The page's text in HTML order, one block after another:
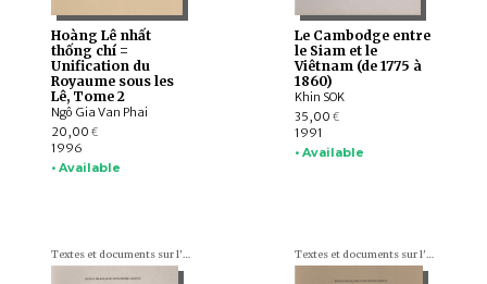
Hoàng Lê nhất
thống chí =
Unification du
Royaume sous les
Lê, Tome 2
Ngô Gia Van Phai
20,00 €
1996
• Available
Le Cambodge entre
le Siam et le
Viêtnam (de 1775 à
1860)
Khin SOK
35,00 €
1991
• Available
Textes et documents sur l'Indochine Textes et documents sur l'Indochine